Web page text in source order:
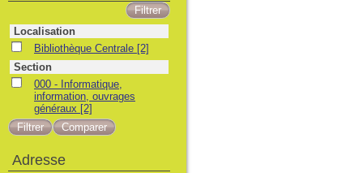
Localisation
Bibliothèque Centrale [2]
Section
000 - Informatique,
information, ouvrages
généraux [2]
Adresse